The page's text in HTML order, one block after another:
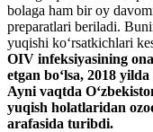
bolaga ham bir oy
preparatlari beriladi.
yuqishi ko‘rsatkichlari
OIV infeksiyasining
etgan bo‘lsa, 2018
Ayni vaqtda
yuqish holatlaridan
arafasida turibdi.